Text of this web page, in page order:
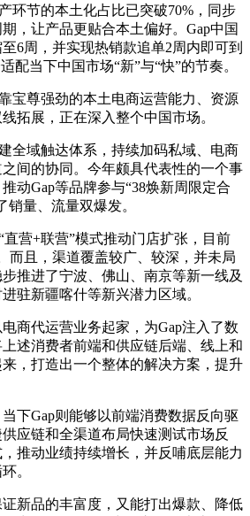
环节的本土化占比已突破70%，同步
，让产品更贴合本土偏好。Gap中国
6周，并实现热销款追单2周内即可到
配当下中国市场“新”与“快”的节奏。
宝尊强劲的本土电商运营能力、资源
拓展，正在深入整个中国市场。
全域触达体系，持续加码私域、电商
间的协同。今年颇具代表性的一个事
动Gap等品牌参与“38焕新周限定合
销量、流量双爆发。
直营+联营”模式推动门店扩张，目前
而且，渠道覆盖较广、较深，并未局
推进了宁波、佛山、南京等新一线及
驻新疆喀什等新兴潜力区域。
商代运营业务起家，为Gap注入了数
述消费者前端和供应链后端、线上和
，打造出一个整体的解决方案，提升
下Gap则能够以前端消费数据反向驱
应链和全渠道布局快速测试市场反
推动业绩持续增长，并反哺底层能力
。
新品的丰富度，又能打出爆款、降低